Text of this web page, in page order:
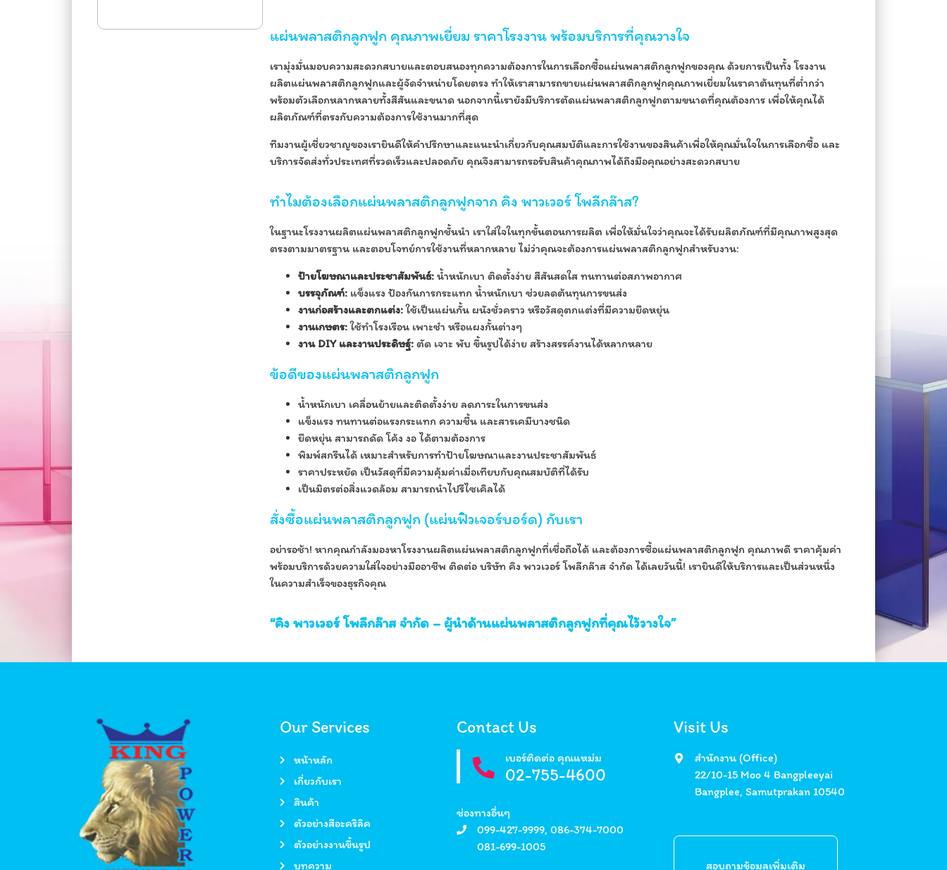
แผ่นพลาสติกลูกฟูก คุณภาพเยี่ยม ราคาโรงงาน พร้อมบริการที่คุณวางใจ
เรามุ่งมั่นมอบความสะดวกสบายและตอบสนองทุกความต้องการในการเลือกซื้อแผ่นพลาสติกลูกฟูกของคุณ ด้วยการเป็นทั้ง โรงงาน
ผลิตแผ่นพลาสติกลูกฟูกและผู้จัดจำหน่ายโดยตรง ทำให้เราสามารถขายแผ่นพลาสติกลูกฟูกคุณภาพเยี่ยมในราคาต้นทุนที่ต่ำกว่า
พร้อมตัวเลือกหลากหลายทั้งสีสันและขนาด นอกจากนี้เรายังมีบริการตัดแผ่นพลาสติกลูกฟูกตามขนาดที่คุณต้องการ เพื่อให้คุณได้
ผลิตภัณฑ์ที่ตรงกับความต้องการใช้งานมากที่สุด
ทีมงานผู้เชี่ยวชาญของเรายินดีให้คำปรึกษาและแนะนำเกี่ยวกับคุณสมบัติและการใช้งานของสินค้าเพื่อให้คุณมั่นใจในการเลือกซื้อ และ
บริการจัดส่งทั่วประเทศที่รวดเร็วและปลอดภัย คุณจึงสามารถรอรับสินค้าคุณภาพได้ถึงมือคุณอย่างสะดวกสบาย
ทำไมต้องเลือกแผ่นพลาสติกลูกฟูกจาก คิง พาวเวอร์ โพลีกล๊าส?
ในฐานะโรงงานผลิตแผ่นพลาสติกลูกฟูกชั้นนำ เราใส่ใจในทุกขั้นตอนการผลิต เพื่อให้มั่นใจว่าคุณจะได้รับผลิตภัณฑ์ที่มีคุณภาพสูงสุด
ตรงตามมาตรฐาน และตอบโจทย์การใช้งานที่หลากหลาย ไม่ว่าคุณจะต้องการแผ่นพลาสติกลูกฟูกสำหรับงาน:
ป้ายโฆษณาและประชาสัมพันธ์:น้ำหนักเบา ติดตั้งง่าย สีสันสดใส ทนทานต่อสภาพอากาศ
บรรจุภัณฑ์:แข็งแรง ป้องกันการกระแทก น้ำหนักเบา ช่วยลดต้นทุนการขนส่ง
งานก่อสร้างและตกแต่ง:ใช้เป็นแผ่นกั้น ผนังชั่วคราว หรือวัสดุตกแต่งที่มีความยืดหยุ่น
งานเกษตร:ใช้ทำโรงเรือน เพาะชำ หรือแผงกั้นต่างๆ
งานDIY และงานประดิษฐ์:ตัด เจาะ พับ ขึ้นรูปได้ง่าย สร้างสรรค์งานได้หลากหลาย
ข้อดีของแผ่นพลาสติกลูกฟูก
น้ำหนักเบา เคลื่อนย้ายและติดตั้งง่าย ลดภาระในการขนส่ง
แข็งแรง ทนทานต่อแรงกระแทก ความชื้น และสารเคมีบางชนิด
ยืดหยุ่น สามารถดัด โค้ง งอ ได้ตามต้องการ
พิมพ์สกรีนได้ เหมาะสำหรับการทำป้ายโฆษณาและงานประชาสัมพันธ์
ราคาประหยัด เป็นวัสดุที่มีความคุ้มค่าเมื่อเทียบกับคุณสมบัติที่ได้รับ
เป็นมิตรต่อสิ่งแวดล้อม สามารถนำไปรีไซเคิลได้
สั่งซื้อแผ่นพลาสติกลูกฟูก (แผ่นฟิวเจอร์บอร์ด) กับเรา
อย่ารอช้า! หากคุณกำลังมองหาโรงงานผลิตแผ่นพลาสติกลูกฟูกที่เชื่อถือได้ และต้องการซื้อแผ่นพลาสติกลูกฟูก คุณภาพดี ราคาคุ้มค่า
พร้อมบริการด้วยความใส่ใจอย่างมืออาชีพ ติดต่อ บริษัท คิง พาวเวอร์ โพลีกล๊าส จำกัด ได้เลยวันนี้! เรายินดีให้บริการและเป็นส่วนหนึ่ง
ในความสำเร็จของธุรกิจคุณ
“คิง พาวเวอร์ โพลีกล๊าส จำกัด – ผู้นำด้านแผ่นพลาสติกลูกฟูกที่คุณไว้วางใจ”
Our Services
หน้าหลัก
เกี่ยวกับเรา
สินค้า
ตัวอย่างสีอะคริลิค
ตัวอย่างงานขึ้นรูป
บทความ
Contact Us
เบอร์ติดต่อ คุณแหม่ม
02-755-4600
ช่องทางอื่นๆ
099-427-9999, 086-374-7000
081-699-1005
Visit Us
สำนักงาน (Office)
22/10-15 Moo 4 Bangpleeyai
Bangplee, Samutprakan 10540
สอบถามข้อมูลเพิ่มเติม